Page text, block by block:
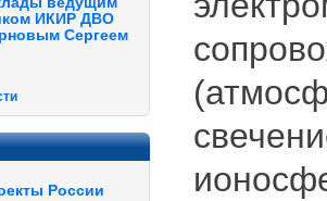
ИКИР ДВО
Сергеем
России